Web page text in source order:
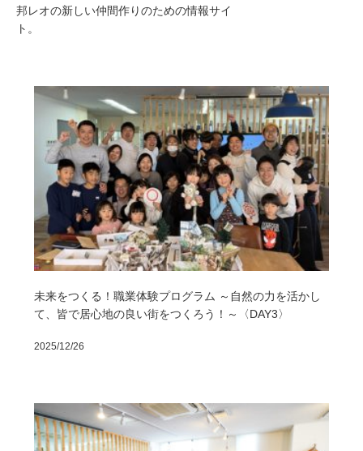
邦レオの新しい仲間作りのための情報サイ
ト。
未来をつくる！職業体験プログラム ～自然の力を活かし
て、皆で居心地の良い街をつくろう！～〈DAY3〉
2025/12/26